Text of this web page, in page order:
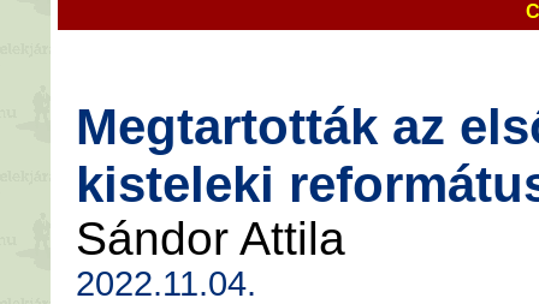
Megtartották az
kisteleki
Sándor Attila
2022.11.04.